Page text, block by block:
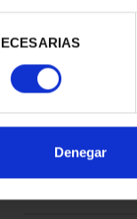
Denegar
ORDENAR POR: